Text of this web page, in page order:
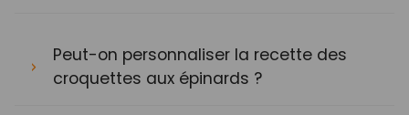
Peut-on personnaliser la recette des
croquettes aux épinards ?